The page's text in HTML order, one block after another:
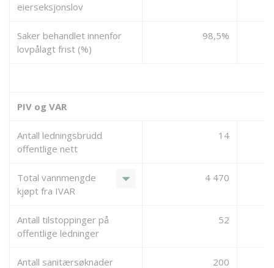
eierseksjonslov
Saker behandlet innenfor
lovpålagt frist (%)
98,5%
PIV og VAR
Antall ledningsbrudd
offentlige nett
14
Total vannmengde
kjøpt fra IVAR
arrow_drop_down 4 470
Antall tilstoppinger på
offentlige ledninger
52
Antall sanitærsøknader 200